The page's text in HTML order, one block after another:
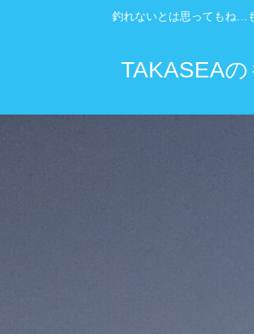
釣れないとは思ってもね…
TAKASEAの